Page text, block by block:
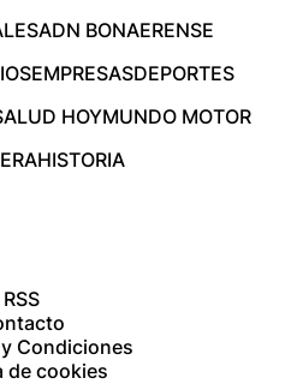
ADN BONAERENSE
EMPRESASDEPORTES
HOYMUNDO MOTOR
HISTORIA
RSS
Condiciones
de cookies